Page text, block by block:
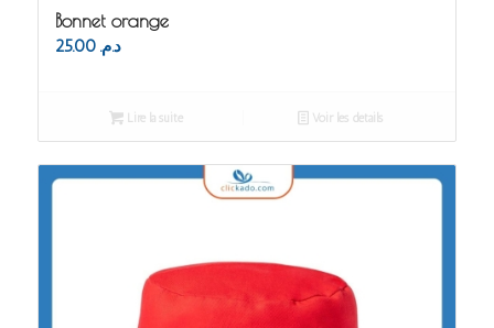
Bonnet orange
د.م. 25.00
Lire la suite Voir les détails